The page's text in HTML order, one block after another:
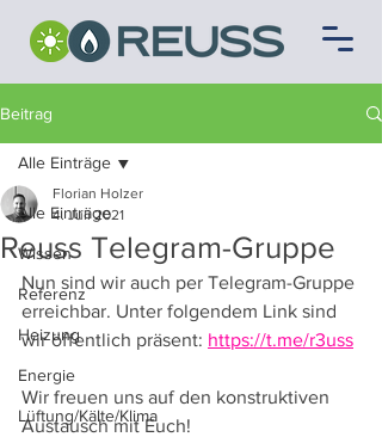
Beitrag
Alle Einträge
Wissen
Referenz
Heizung
Energie
Lüftung/Kälte/Klima
Alle Einträge
Reuss Telegram-Gruppe
Florian Holzer
4. Juli 2021
Nun sind wir auch per Telegram-Gruppe
erreichbar. Unter folgendem Link sind
wir öffentlich präsent: https://t.me/r3uss
Wir freuen uns auf den konstruktiven
Austausch mit Euch!